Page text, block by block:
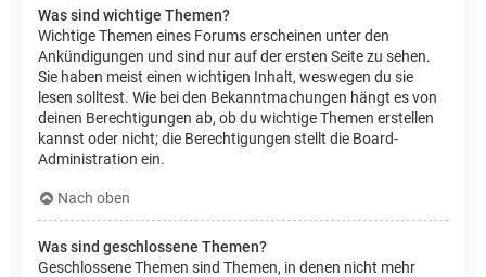
Was sind wichtige Themen?
Wichtige Themen eines Forums erscheinen unter den
Ankündigungen und sind nur auf der ersten Seite zu sehen.
Sie haben meist einen wichtigen Inhalt, weswegen du sie
lesen solltest. Wie bei den Bekanntmachungen hängt es von
deinen Berechtigungen ab, ob du wichtige Themen erstellen
kannst oder nicht; die Berechtigungen stellt die Board-
Administration ein.
Nach oben
Was sind geschlossene Themen?
Geschlossene Themen sind Themen, in denen nicht mehr